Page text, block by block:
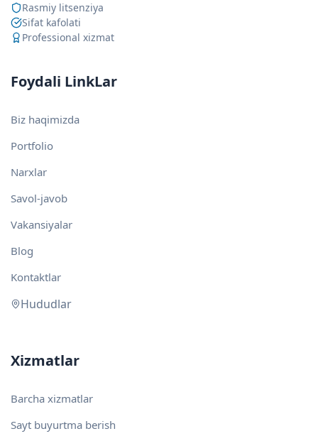
Rasmiy litsenziya
Sifat kafolati
Professional xizmat
Foydali LinkLar
Biz haqimizda
Portfolio
Narxlar
Savol-javob
Vakansiyalar
Blog
Kontaktlar
Hududlar
Xizmatlar
Barcha xizmatlar
Sayt buyurtma berish